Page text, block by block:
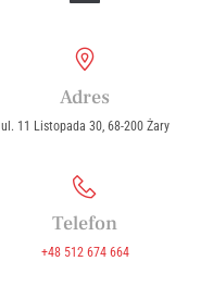
Adres
ul. 11 Listopada 30, 68-200 Żary
Telefon
+48 512 674 664